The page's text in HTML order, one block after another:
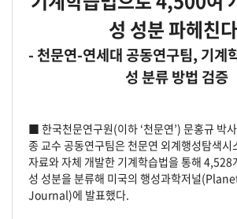
성 성분 파헤친
- 천문연-연세대 공동연구팀, 기계
성 분류 방법 검증
■ 한국천문연구원(이하 ‘천문연’) 문홍규 박
종 교수 공동연구팀은 천문연 외계행성탐색
자료와 자체 개발한 기계학습법을 통해 4,528
성 성분을 분류해 미국의 행성과학저널
Journal)에 발표했다.